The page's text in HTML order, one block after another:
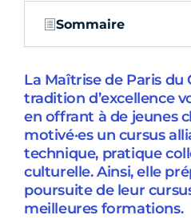
Sommaire
La Maîtrise de Paris du
tradition d’excellence
en offrant à de jeunes
motivé·es un cursus
technique, pratique
culturelle. Ainsi, elle
poursuite de leur
meilleures formations.